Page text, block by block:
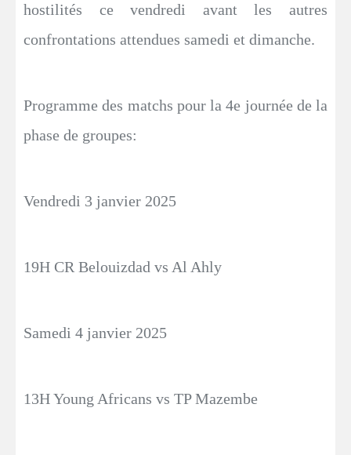
hostilités ce vendredi avant les autres
confrontations attendues samedi et dimanche.
Programme des matchs pour la 4e journée de la
phase de groupes:
Vendredi 3 janvier 2025
19H CR Belouizdad vs Al Ahly
Samedi 4 janvier 2025
13H Young Africans vs TP Mazembe